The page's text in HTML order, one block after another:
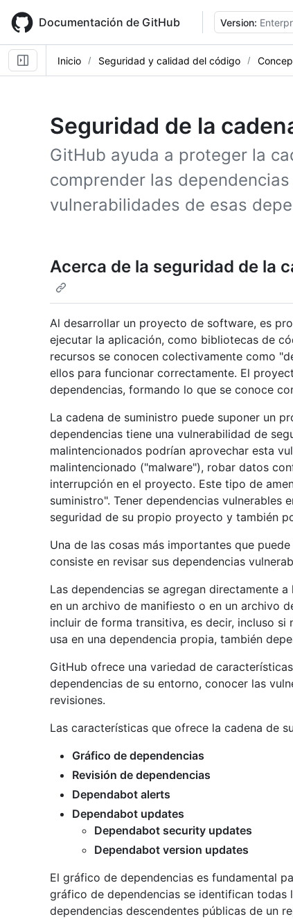
main
content
Documentación de GitHub Version:
Inicio Seguridad y calidad del código
Seguridad de la
GitHub ayuda a proteger la
comprender las
vulnerabilidades de esas
Acerca de la seguridad de la
Al desarrollar un proyecto de software, es
ejecutar la aplicación, como bibliotecas de
recursos se conocen colectivamente como
ellos para funcionar correctamente. El
dependencias, formando lo que se conoce
La cadena de suministro puede suponer un
dependencias tiene una vulnerabilidad de
malintencionados podrían aprovechar esta
malintencionado ("malware"), robar datos
interrupción en el proyecto. Este tipo de
suministro". Tener dependencias vulnerables
seguridad de su propio proyecto y también
Una de las cosas más importantes que
consiste en revisar sus dependencias
Las dependencias se agregan directamente
en un archivo de manifiesto o en un archivo
incluir de forma transitiva, es decir, incluso
usa en una dependencia propia, también
GitHub ofrece una variedad de
dependencias de su entorno, conocer las
revisiones.
Las características que ofrece la cadena de
Gráfico de dependencias
Revisión de dependencias
Dependabot alerts
Dependabot updates
Dependabot security updates
Dependabot version updates
El gráfico de dependencias es fundamental
gráfico de dependencias se identifican todas
dependencias descendentes públicas de un